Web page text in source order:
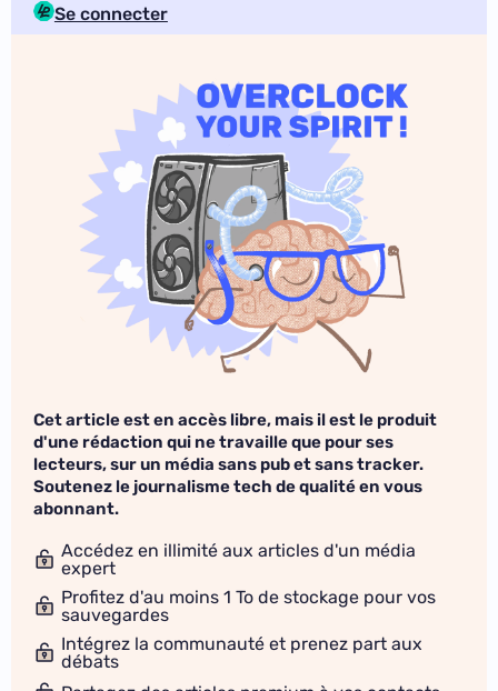
Se connecter
Cet article est en accès libre, mais il est le produit
d'une rédaction qui ne travaille que pour ses
lecteurs, sur un média sans pub et sans tracker.
Soutenez le journalisme tech de qualité en vous
abonnant.
Accédez en illimité aux articles d'un média
expert
Profitez d'au moins 1 To de stockage pour vos
sauvegardes
Intégrez la communauté et prenez part aux
débats